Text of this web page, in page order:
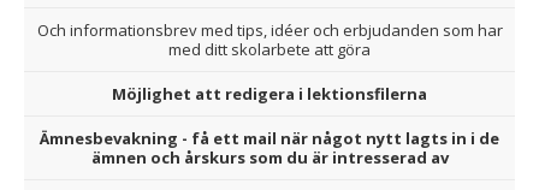
Och informationsbrev med tips, idéer och erbjudanden som har
med ditt skolarbete att göra
Möjlighet att redigera i lektionsfilerna
Ämnesbevakning - få ett mail när något nytt lagts in i de
ämnen och årskurs som du är intresserad av